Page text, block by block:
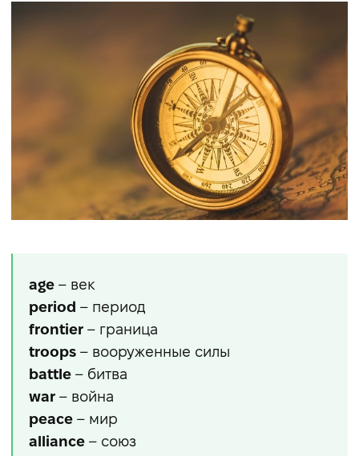
age – век
period – период
frontier – граница
troops – вооруженные силы
battle – битва
war – война
peace – мир
alliance – союз